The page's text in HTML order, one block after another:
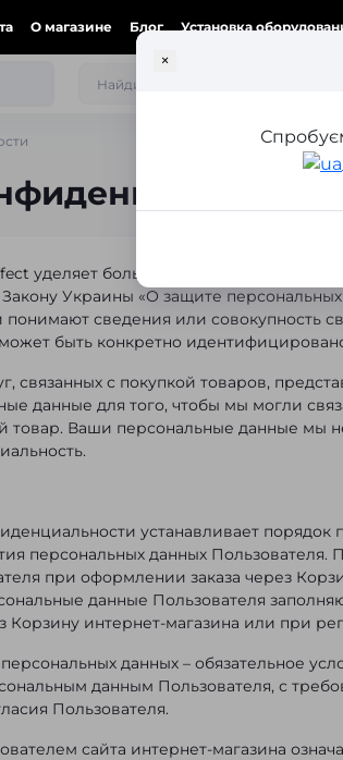
О магазине Блог Установка
×
уделяет большое внимание защите
Закону Украины «О защите
сведения или совокупность
быть конкретно
связанных с покупкой товаров,
данные для того, чтобы мы могли
товар. Ваши персональные данные мы
устанавливает порядок
персональных данных Пользователя.
при оформлении заказа через
данные Пользователя
Корзину интернет-магазина или при
данных – обязательное
данным Пользователя, с
Пользователя.
сайта интернет-магазина